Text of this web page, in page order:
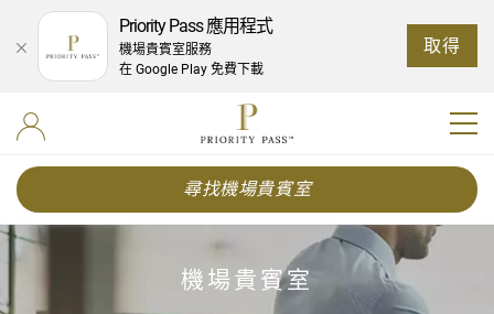
Priority Pass 應用程式
機場貴賓室服務
在 Google Play 免費下載
取得
尋找機場貴賓室
機場貴賓室